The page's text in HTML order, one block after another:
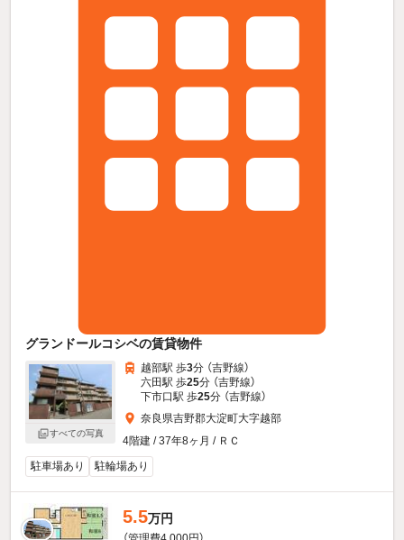
グランドールコシベの賃貸物件
すべての写真
越部駅 歩3分 （吉野線）
六田駅 歩25分 （吉野線）
下市口駅 歩25分 （吉野線）
奈良県吉野郡大淀町大字越部
4階建 / 37年8ヶ月 / ＲＣ
駐車場あり
駐輪場あり
5.5万円